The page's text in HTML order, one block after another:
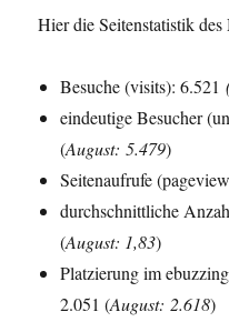
Hier die Seitenstatistik
Besuche (visits): 6.521
eindeutige Besucher
(August: 5.479)
Seitenaufrufe
durchschnittliche
(August: 1,83)
Platzierung im
2.051 (August: 2.618)